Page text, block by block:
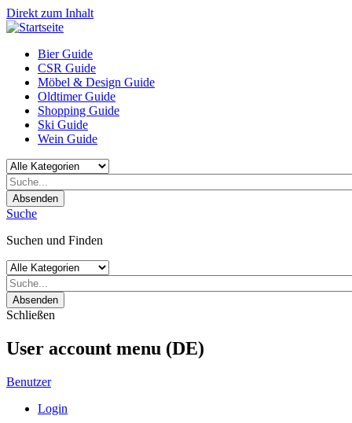
Direkt zum Inhalt
Bier Guide
CSR Guide
Möbel & Design Guide
Oldtimer Guide
Shopping Guide
Ski Guide
Wein Guide
Absenden
Suche
Suchen und Finden
Absenden
Schließen
User account menu (DE)
Benutzer
Login